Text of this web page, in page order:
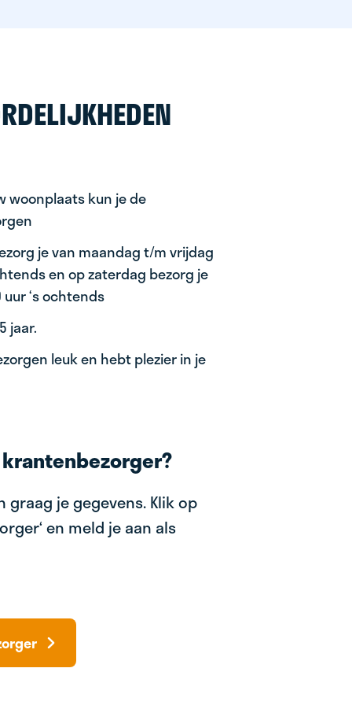
woonplaats kun je de
je van maandag t/m vrijdag
en op zaterdag bezorg je
‘s ochtends
jaar.
leuk en hebt plezier in je
graag je gegevens. Klik op
en meld je aan als